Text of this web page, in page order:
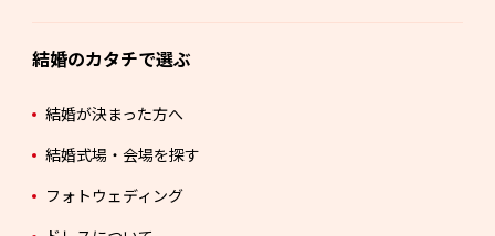
結婚のカタチで選ぶ
結婚が決まった方へ
結婚式場・会場を探す
フォトウェディング